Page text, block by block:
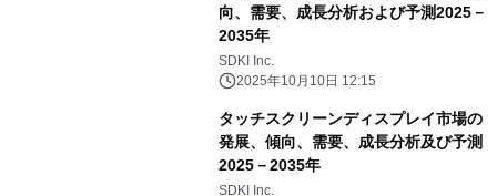
向、需要、成長分析および予測2025－
2035年
SDKI Inc.
2025年10月10日 12:15
タッチスクリーンディスプレイ市場の
発展、傾向、需要、成長分析及び予測
2025－2035年
SDKI Inc.